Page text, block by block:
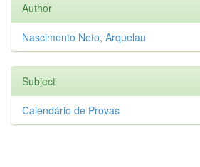
Author
Nascimento Neto, Arquelau
Subject
Calendário de Provas